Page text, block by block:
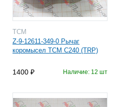
TCM
Z-9-12611-349-0 Рычаг
коромысел TCM C240 (TRP)
1400 Наличие: 12 шт